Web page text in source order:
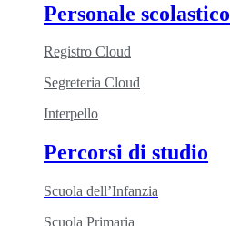
Personale scolastico
Registro Cloud
Segreteria Cloud
Interpello
Percorsi di studio
Scuola dell’Infanzia
Scuola Primaria